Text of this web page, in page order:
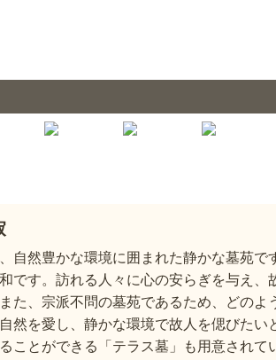
自然豊かな環境に囲まれた静かな墓苑で
です。訪れる人々に心の安らぎを与え、
た、宗派不問の墓苑であるため、どのよ
然を愛し、静かな環境で故人を偲びたい
ことができる「テラス墓」も用意されて